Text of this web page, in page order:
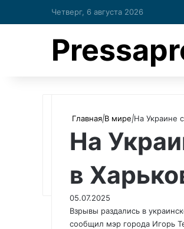
Четверг, 6 августа 2026
Главная|В мире|На Украине
На
в
05.07.2025
Взрывы раздались в
сообщил мэр города Игорь